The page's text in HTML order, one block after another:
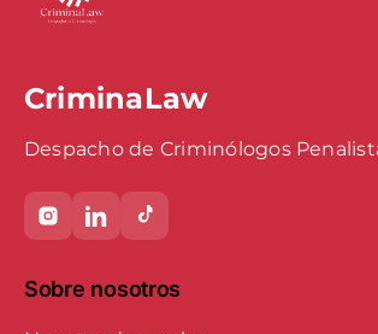
CriminaLaw
Despacho de Criminólogos
Sobre nosotros